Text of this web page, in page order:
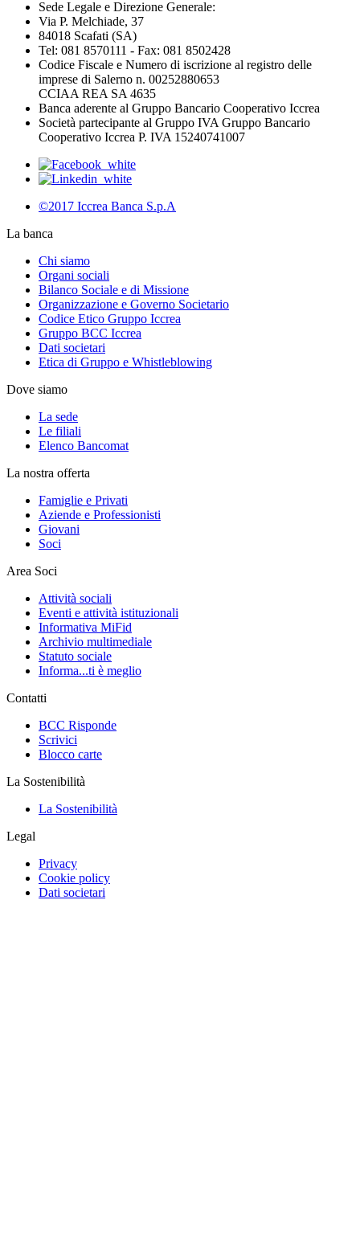
Sede Legale e Direzione Generale:
Via P. Melchiade, 37
84018 Scafati (SA)
Tel: 081 8570111 - Fax: 081 8502428
Codice Fiscale e Numero di iscrizione al registro delle
imprese di Salerno n. 00252880653
CCIAA REA SA 4635
Banca aderente al Gruppo Bancario Cooperativo Iccrea
Società partecipante al Gruppo IVA Gruppo Bancario
Cooperativo Iccrea P. IVA 15240741007
©2017 Iccrea Banca S.p.A
La banca
Chi siamo
Organi sociali
Bilanco Sociale e di Missione
Organizzazione e Governo Societario
Codice Etico Gruppo Iccrea
Gruppo BCC Iccrea
Dati societari
Etica di Gruppo e Whistleblowing
Dove siamo
La sede
Le filiali
Elenco Bancomat
La nostra offerta
Famiglie e Privati
Aziende e Professionisti
Giovani
Soci
Area Soci
Attività sociali
Eventi e attività istituzionali
Informativa MiFid
Archivio multimediale
Statuto sociale
Informa...ti è meglio
Contatti
BCC Risponde
Scrivici
Blocco carte
La Sostenibilità
La Sostenibilità
Legal
Privacy
Cookie policy
Dati societari